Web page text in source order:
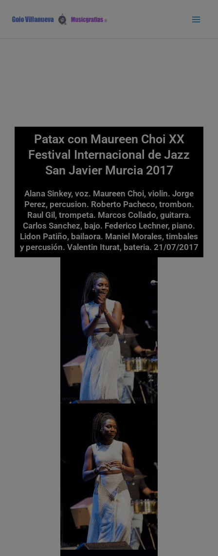
contenido
Patax con Maureen Choi XX
Festival Internacional de Jazz
San Javier Murcia 2017
Alana Sinkey, voz. Maureen Choi, violin. Jorge
Perez, percusion. Roberto Pacheco, trombon.
Raul Gil, trompeta. Marcos Collado, guitarra.
Carlos Sanchez, bajo. Federico Lechner, piano.
Lidon Patiño, bailaora. Maniel Morales, timbales
y percusión. Valentin Iturat, bateria. 21/07/2017